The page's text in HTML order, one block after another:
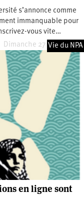
s’annonce comme
immanquable pour
vous vite…
Dimanche 27 juillet 2025
Vie du NPA
en ligne sont